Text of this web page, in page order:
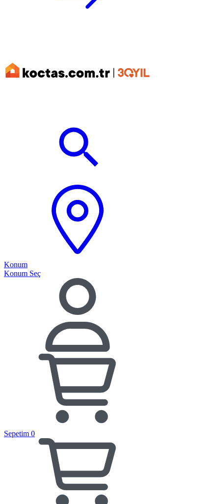
Konum
Konum Seç
Sepetim 0